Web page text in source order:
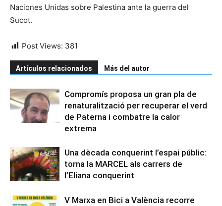
Naciones Unidas sobre Palestina ante la guerra del
Sucot.
Post Views: 381
Artículos relacionados Más del autor
Compromís proposa un gran pla de
renaturalització per recuperar el verd
de Paterna i combatre la calor
extrema
Una dècada conquerint l’espai públic:
torna la MARCEL als carrers de
l’Eliana conquerint
V Marxa en Bici a València recorre